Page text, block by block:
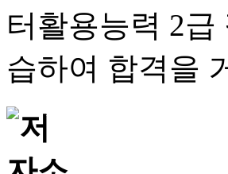
터활용능력 2
습하여 합격을